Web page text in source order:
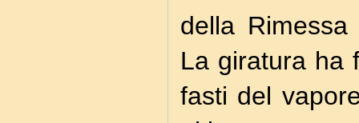
della
La giratura ha
fasti del